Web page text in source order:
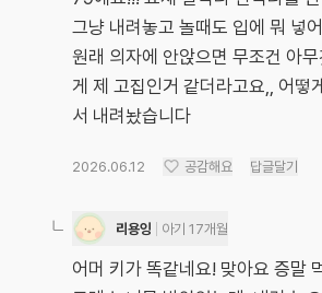
그냥 내려놓고 놀때도 입에 뭐 넣
원래 의자에 안앉으면 무조건 아
게 제 고집인거 같더라고요,, 어떻
서 내려놨습니다
2026.06.12 공감해요 답글달기
리용잉 아기 17개월
어머 키가 똑같네요! 맞아요 증말